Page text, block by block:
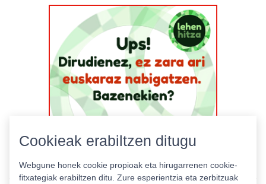
Cookieak erabiltzen ditugu
Webgune honek cookie propioak eta hirugarrenen cookie-
fitxategiak erabiltzen ditu. Zure esperientzia eta zerbitzuak